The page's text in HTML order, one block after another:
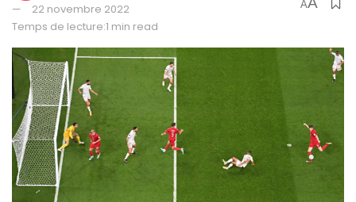
22 novembre 2022
Temps de lecture:1 min read
A